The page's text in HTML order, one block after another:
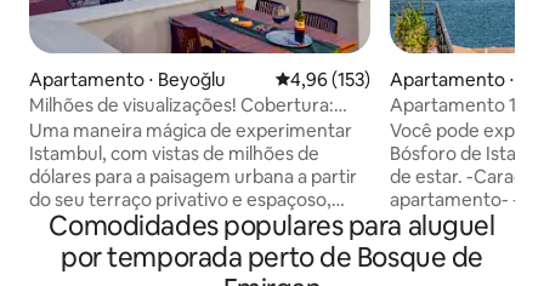
Apartamento ⋅ Beyoğlu 4,96 de uma avaliação média de
4,96 (153)
Milhões de visualizações! Cobertura:
terraço privado, estilo
Uma maneira mágica de experimentar
Istambul, com vistas de milhões de
dólares para a paisagem urbana a partir
do seu terraço privativo e espaçoso,
quarto e sala de estar. Esta é uma
cobertura muito especial no 5º andar de
um elegante edifício de apartamentos
Apartamento ⋅
Apartamento 1+1
Bósforo em
Você pode
Bósforo de
de estar. -
apartamento- -A pé; 10min. para a
Taksim, 10min. Karakoy e Porto de
Gálata, 5 min. para as ruas mais
divertidas de
Comodidades populares para aluguel
por temporada perto de Bosque de